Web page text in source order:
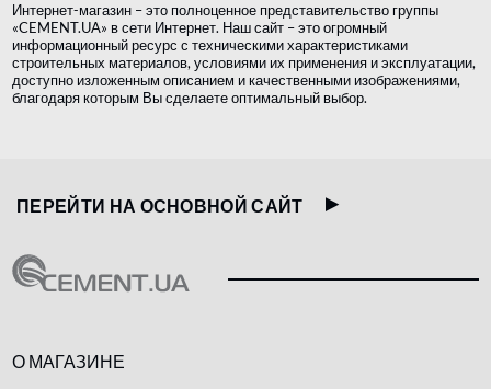
Интернет-магазин – это полноценное представительство группы
«CEMENT.UA» в сети Интернет. Наш сайт – это огромный
информационный ресурс с техническими характеристиками
строительных материалов, условиями их применения и эксплуатации,
доступно изложенным описанием и качественными изображениями,
благодаря которым Вы сделаете оптимальный выбор.
ПЕРЕЙТИ НА ОСНОВНОЙ САЙТ
О МАГАЗИНЕ